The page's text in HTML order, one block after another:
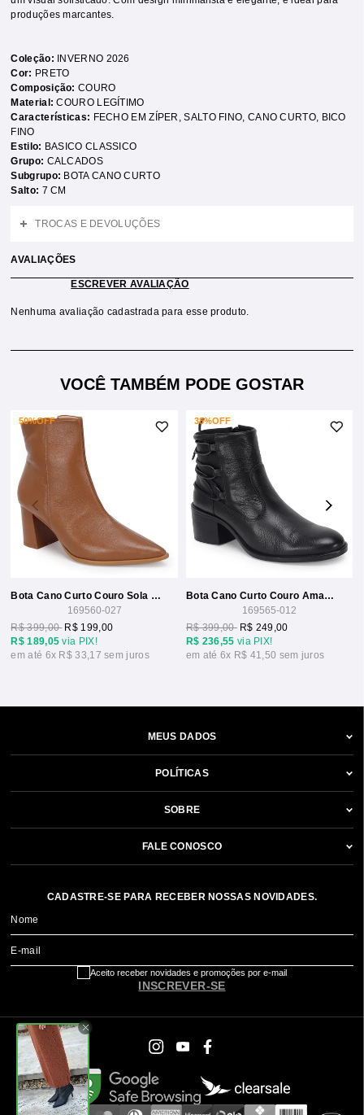
produções marcantes.
Coleção:
INVERNO 2026
Cor: PRETO
Composição:COURO
Material:COURO LEGÍTIMO
Características: FECHO EM ZÍPER ,SALTO FINO, CANO CURTO, BICO
FINO
Estilo: BASICO CLASSICO
Grupo: CALCADOS
Subgrupo: BOTA CANO CURTO
Salto: 7 CM
TROCAS E DEVOLUÇÕES
AVALIAÇÕES
ESCREVER AVALIAÇÃO
Nenhuma avaliação cadastrada para esse produto.
VOCÊ TAMBÉM PODE GOSTAR
50%OFF
Bota Cano Curto Couro Sola Com Vira 7,5cm
169560-027
R$ 189,05 via PIX!
R$ 399,00 R$ 199,00
6x R$ 33,17
38%OFF
Bota Cano Curto Couro Amarração 4cm
169565-012
R$ 236,55 via PIX!
R$ 399,00 R$ 249,00
6x R$ 41,50
MEUS DADOS
POLÍTICAS
SOBRE
FALE CONOSCO
CADASTRE-SE PARA RECEBER NOSSAS NOVIDADES.
Nome
E-mail
INSCREVER-SE
Aceito receber novidades e promoções por e-mail